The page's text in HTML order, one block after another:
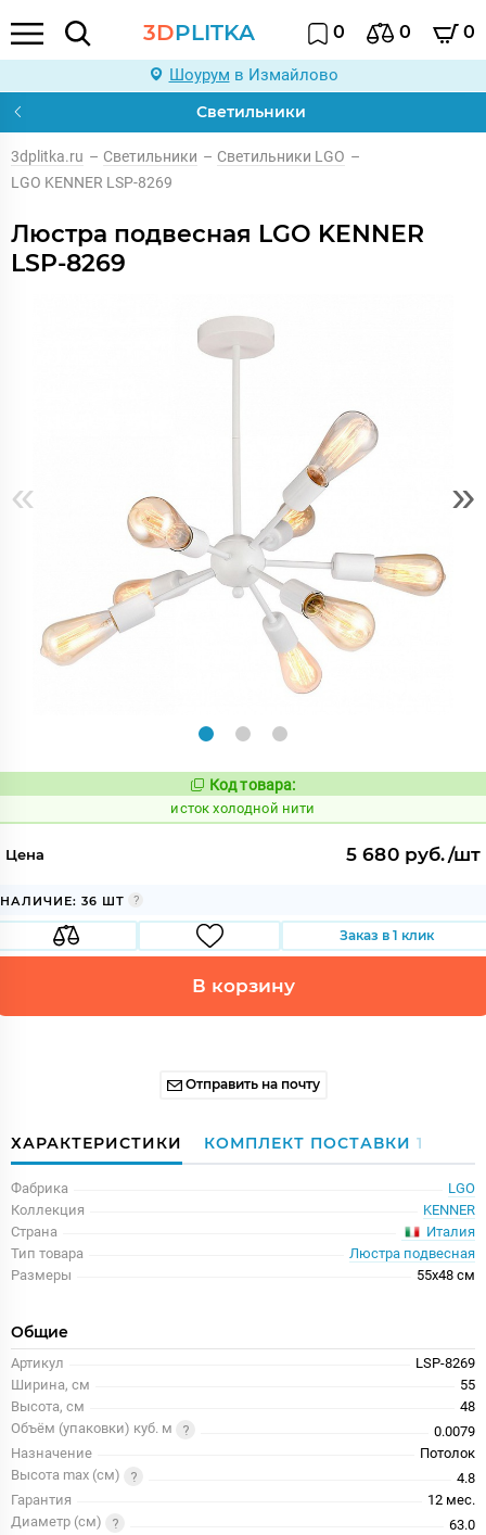
3DPLITKA 0 0 0
Шоурум в Измайлово
Светильники
3dplitka.ru – Светильники – Светильники LGO –
LGO KENNER LSP-8269
Люстра подвесная LGO KENNER
LSP-8269
« »
Код:
592310
Код товара:
исток холодной нити
Цена 5 680 руб./шт
НАЛИЧИЕ: 36 ШТ
Заказ в 1 клик
В корзину
Отправить на почту
ХАРАКТЕРИСТИКИ КОМПЛЕКТ ПОСТАВКИ 1
Фабрика
LGO
Коллекция
KENNER
Страна
Италия
Тип товара
Люстра подвесная
Размеры
55x48 см
Общие
Артикул
LSP-8269
Ширина, см
55
Высота, см
48
Объём (упаковки) куб. м
0.0079
Назначение
Потолок
Высота max (см)
4.8
Гарантия
12 мес.
Диаметр (см)
63.0